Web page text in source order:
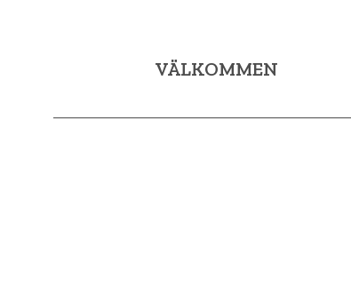
VÄLKOMMEN